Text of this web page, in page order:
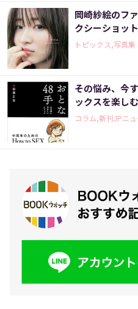
岡崎紗絵のフ
クシーショッ
トピックス,写真集
その悩み、今
ックスを楽し
コラム,新刊JPニュ